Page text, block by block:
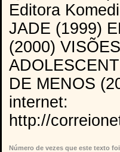
Editora
JADE (1999)
(2000) VISÕES
DE MENOS
internet:
http://
Número de vezes que este texto